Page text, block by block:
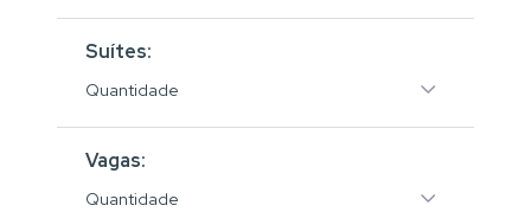
Suítes:
Quantidade
Vagas:
Quantidade